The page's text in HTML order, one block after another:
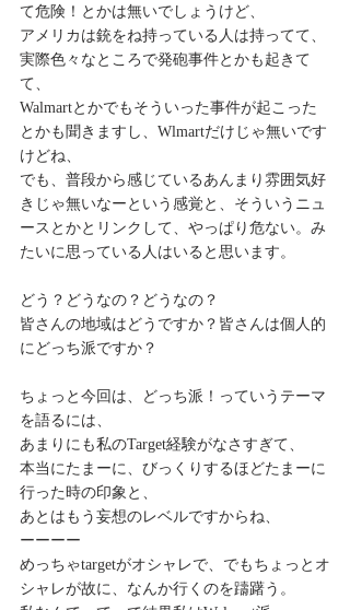
て危険！とかは無いでしょうけど、
アメリカは銃をね持っている人は持ってて、
実際色々なところで発砲事件とかも起きて
て、
Walmartとかでもそういった事件が起こった
とかも聞きますし、Wlmartだけじゃ無いです
けどね、
でも、普段から感じているあんまり雰囲気好
きじゃ無いなーという感覚と、そういうニュ
ースとかとリンクして、やっぱり危ない。み
たいに思っている人はいると思います。
どう？どうなの？どうなの？
皆さんの地域はどうですか？皆さんは個人的
にどっち派ですか？
ちょっと今回は、どっち派！っていうテーマ
を語るには、
あまりにも私のTarget経験がなさすぎて、
本当にたまーに、びっくりするほどたまーに
行った時の印象と、
あとはもう妄想のレベルですからね、
ーーーー
めっちゃtargetがオシャレで、でもちょっとオ
シャレが故に、なんか行くのを躊躇う。